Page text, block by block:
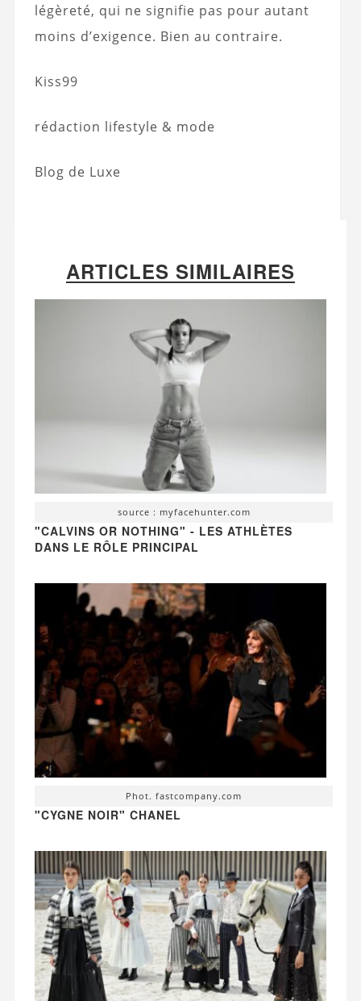
légèreté, qui ne signifie pas pour autant
moins d’exigence. Bien au contraire.
Kiss99
rédaction lifestyle & mode
Blog de Luxe
ARTICLES SIMILAIRES
source : myfacehunter.com
"CALVINS OR NOTHING" - LES ATHLÈTES
DANS LE RÔLE PRINCIPAL
Phot. fastcompany.com
"CYGNE NOIR" CHANEL